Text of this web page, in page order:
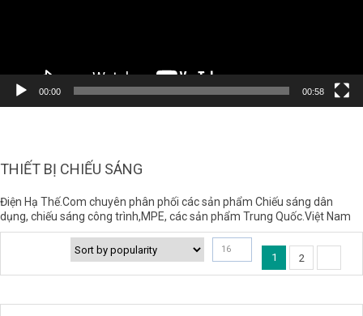
00:00 00:58
THIẾT BỊ CHIẾU SÁNG
Điện Hạ Thế.Com chuyên phân phối các sản phẩm Chiếu sáng dân
dụng, chiếu sáng công trình,MPE, các sản phẩm Trung Quốc.Việt Nam
16
1 2